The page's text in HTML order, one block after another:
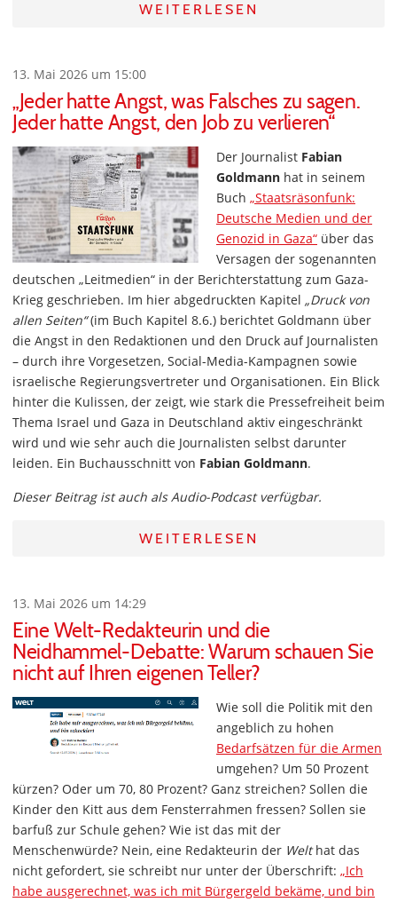
WEITERLESEN
13. Mai 2026 um 15:00
„Jeder hatte Angst, was Falsches zu sagen.
Jeder hatte Angst, den Job zu verlieren“
Der Journalist Fabian
Goldmann hat in seinem
Buch „Staatsräsonfunk:
Deutsche Medien und der
Genozid in Gaza“ über das
Versagen der sogenannten
deutschen „Leitmedien“ in der Berichterstattung zum Gaza-
Krieg geschrieben. Im hier abgedruckten Kapitel „Druck von
allen Seiten“(im Buch Kapitel 8.6.) berichtet Goldmann über
die Angst in den Redaktionen und den Druck auf Journalisten
– durch ihre Vorgesetzen, Social-Media-Kampagnen sowie
israelische Regierungsvertreter und Organisationen. Ein Blick
hinter die Kulissen, der zeigt, wie stark die Pressefreiheit beim
Thema Israel und Gaza in Deutschland aktiv eingeschränkt
wird und wie sehr auch die Journalisten selbst darunter
leiden. Ein Buchausschnitt von Fabian Goldmann.
Dieser Beitrag ist auch als Audio-Podcast verfügbar.
WEITERLESEN
13. Mai 2026 um 14:29
Eine Welt-Redakteurin und die
Neidhammel-Debatte: Warum schauen Sie
nicht auf Ihren eigenen Teller?
Wie soll die Politik mit den
angeblich zu hohen
Bedarfsätzen für die Armen
umgehen? Um 50 Prozent
kürzen? Oder um 70, 80 Prozent? Ganz streichen? Sollen die
Kinder den Kitt aus dem Fensterrahmen fressen? Sollen sie
barfuß zur Schule gehen? Wie ist das mit der
Menschenwürde? Nein, eine Redakteurin der Welthat das
nicht gefordert, sie schreibt nur unter der Überschrift: „Ich
habe ausgerechnet, was ich mit Bürgergeld bekäme, und bin